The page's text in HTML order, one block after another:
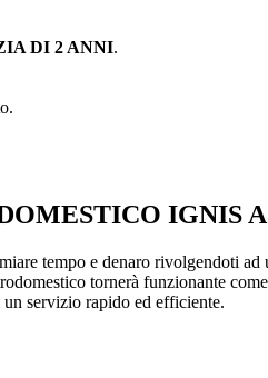
DI 2 ANNI.
IGNIS
tempo e denaro rivolgendoti
tornerà funzionante
servizio rapido ed efficiente.